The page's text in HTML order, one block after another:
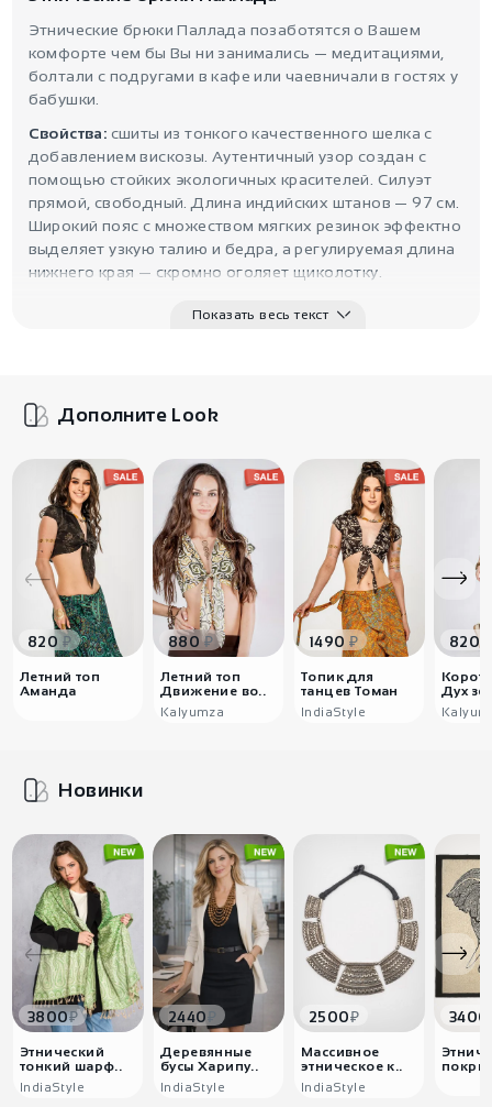
Этнические брюки Паллада позаботятся о Вашем
комфорте чем бы Вы ни занимались — медитациями,
болтали с подругами в кафе или чаевничали в гостях у
бабушки.
Свойства: сшиты из тонкого качественного шелка с
добавлением вискозы. Аутентичный узор создан с
помощью стойких экологичных красителей. Силуэт
прямой, свободный. Длина индийских штанов — 97 см.
Широкий пояс с множеством мягких резинок эффектно
выделяет узкую талию и бедра, а регулируемая длина
нижнего края — скромно оголяет щиколотку.
Показать весь текст
Дополните Look
820 ₽
Летний топ
Аманда
880 ₽
Летний топ
Движение во..
Kalyumza
1490 ₽
Топик для
танцев Томан
IndiaStyle
820
Дух
Новинки
3800₽
Этнический
тонкий шарф..
IndiaStyle
2440₽
Деревянные
бусы Харипу..
IndiaStyle
2500₽
Массивное
этническое к..
IndiaStyle
3400